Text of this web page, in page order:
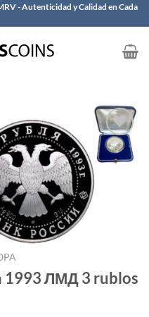
- Autenticidad y Calidad en Cada
1993 ЛМД 3 rublos